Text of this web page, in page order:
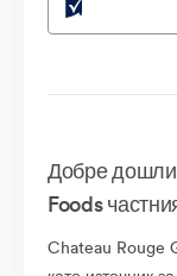
Добре
Foods
Chateau Rouge